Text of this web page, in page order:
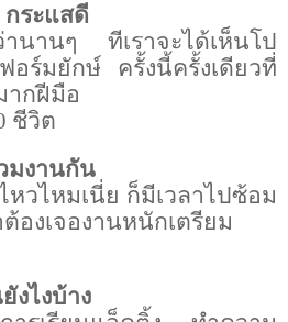
ระแสดี
นานๆ ทีเราจะได้เห็นโป
อร์มยักษ์ ครั้งนี้ครั้งเดียวที่
ากฝีมือ
ชีวิต
มงานกัน
หวไหมเนี่ย ก็มีเวลาไปซ้อม
ต้องเจองานหนักเตรียม
งไงบ้าง